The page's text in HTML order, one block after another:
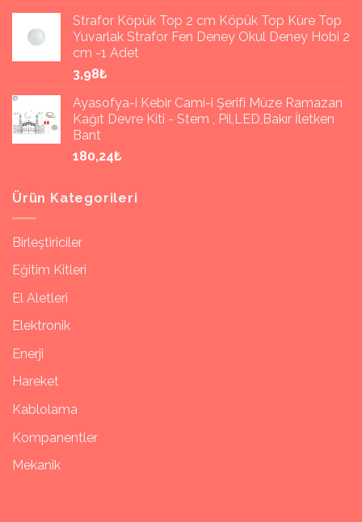
Strafor Köpük Top 2 cm Köpük Top Küre Top
Yuvarlak Strafor Fen Deney Okul Deney Hobi 2
cm -1 Adet
3,98₺
Ayasofya-i Kebir Cami-i Şerifi Müze Ramazan
Kağıt Devre Kiti - Stem , Pil,LED,Bakır İletken
Bant
180,24₺
Ürün Kategorileri
Birleştiriciler
Eğitim Kitleri
El Aletleri
Elektronik
Enerji
Hareket
Kablolama
Kompanentler
Mekanik